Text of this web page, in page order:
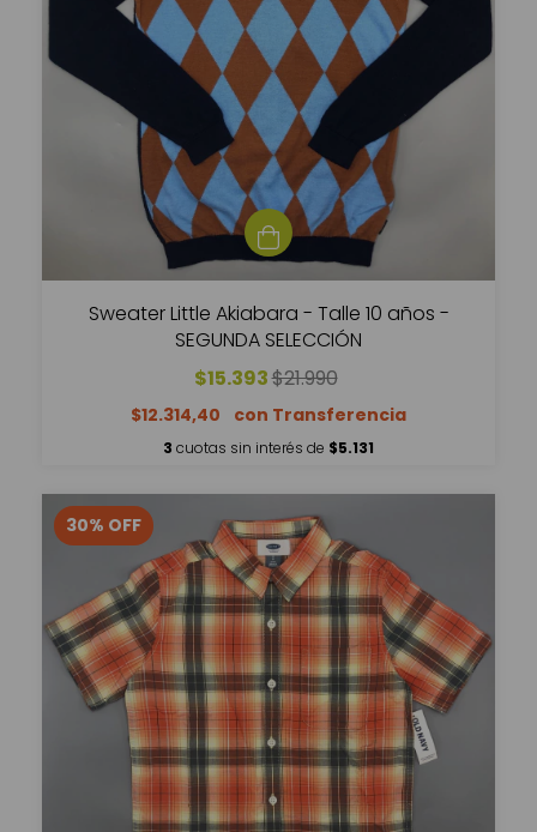
Sweater Little Akiabara - Talle 10 años -
SEGUNDA SELECCIÓN
$15.393$21.990
$12.314,40
3 cuotas sin interés de $5.131
30% OFF